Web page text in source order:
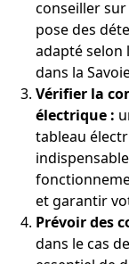
conseiller sur
pose des
adapté selon
dans la
Vérifier la
électrique :
tableau
et garantir
Prévoir des
dans le cas